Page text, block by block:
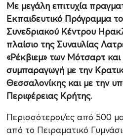
Με μεγάλη επιτυχία
Εκπαιδευτικό Πρόγραμμα
Συνεδριακού Κέντρου
πλαίσιο της Συναυλίας
«Ρέκβιεμ» των Μότσαρτ
συμπαραγωγή με την
Θεσσαλονίκης και με την
Περιφέρειας Κρήτης.
Περισσότεροι/ες από 500
από το Πειραματικό